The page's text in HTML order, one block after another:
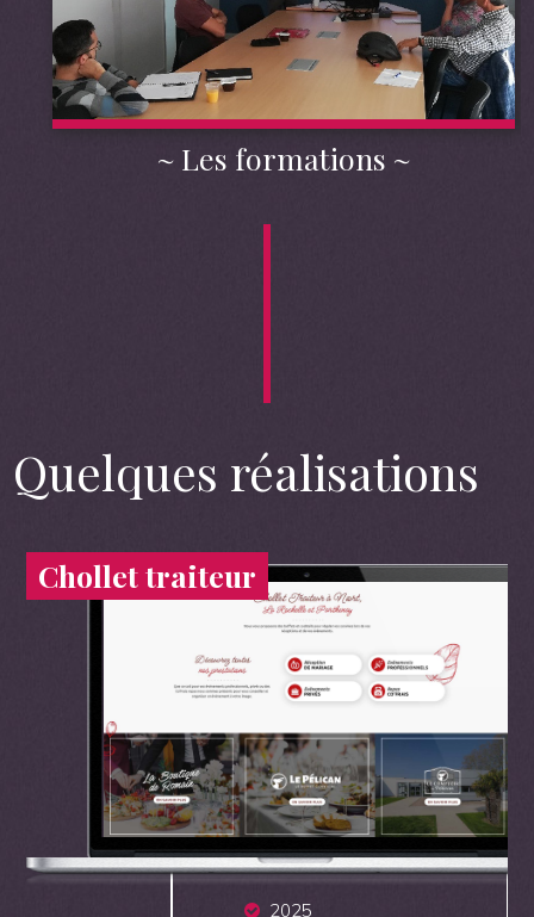
Les formations
Quelques réalisations
Chollet traiteur
2025